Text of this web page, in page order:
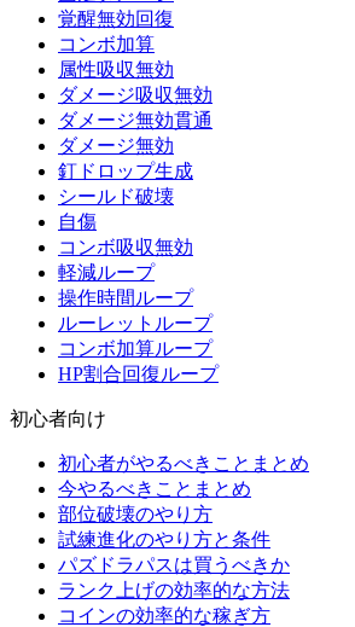
覚醒無効回復
コンボ加算
属性吸収無効
ダメージ吸収無効
ダメージ無効貫通
ダメージ無効
釘ドロップ生成
シールド破壊
自傷
コンボ吸収無効
軽減ループ
操作時間ループ
ルーレットループ
コンボ加算ループ
HP割合回復ループ
初心者向け
初心者がやるべきことまとめ
今やるべきことまとめ
部位破壊のやり方
試練進化のやり方と条件
パズドラパスは買うべきか
ランク上げの効率的な方法
コインの効率的な稼ぎ方